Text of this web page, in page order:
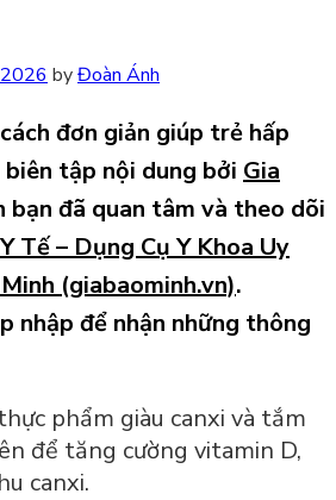
byĐoàn Ánh
đơn giản giúp trẻ hấp
biên tập nội dung bởi Gia
bạn đã quan tâm và theo dõi
Tế – Dụng Cụ Y Khoa Uy
(giabaominh.vn).
nhập để nhận những thông
phẩm giàu canxi và tắm
để tăng cường vitamin D,
canxi.